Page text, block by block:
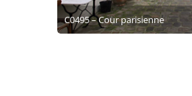
C0495 – Cour parisienne